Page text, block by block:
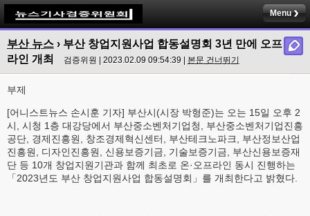
Menu
부산 뉴스 › 부산 창업지원사업 합동설명회 3년 만에 오프
라인 개최
검증위원 | 2023.02.09 09:54:39 | 본문 건너뛰기
부제
[어니스트뉴스 손시훈 기자] 부산시(시장 박형준)는 오는 15일 오후 2
시, 시청 1층 대강당에서 부산중소벤처기업청, 부산중소벤처기업진흥
공단, 경제진흥원, 창조경제혁신센터, 부산테크노파크, 부산정보산업
진흥원, 디자인진흥원, 신용보증기금, 기술보증기금, 부산신용보증재
단 등 10개 창업지원기관과 함께 최초로 온·오프라인 동시 진행하는
「2023년도 부산 창업지원사업 합동설명회」를 개최한다고 밝혔다.